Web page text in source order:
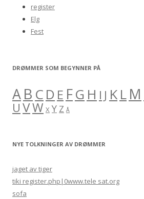
register
Elg
Fest
DRØMMER SOM BEGYNNER PÅ
AB C D E FG H I J KLM
U VW X Y Z Å
NYE TOLKNINGER AV DRØMMER
jaget av tiger
tiki register.php|0www.tele sat.org
sofa